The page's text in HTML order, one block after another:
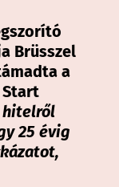
Brüsszel
a
hitelről
25 évig